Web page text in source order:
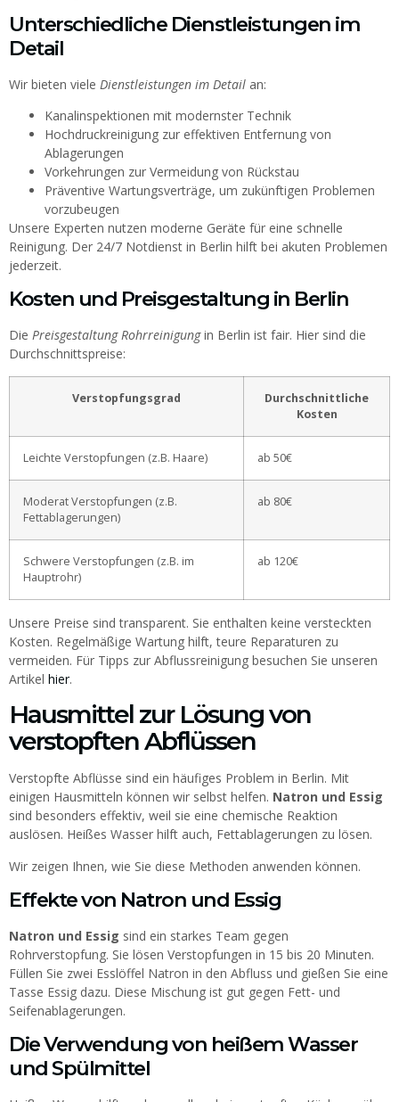
Unterschiedliche Dienstleistungen im
Detail
Wir bieten viele Dienstleistungen im Detail an:
Kanalinspektionen mit modernster Technik
Hochdruckreinigung zur effektiven Entfernung von
Ablagerungen
Vorkehrungen zur Vermeidung von Rückstau
Präventive Wartungsverträge, um zukünftigen Problemen
vorzubeugen
Unsere Experten nutzen moderne Geräte für eine schnelle
Reinigung. Der 24/7 Notdienst in Berlin hilft bei akuten Problemen
jederzeit.
Kosten und Preisgestaltung in Berlin
Die Preisgestaltung Rohrreinigungin Berlin ist fair. Hier sind die
Durchschnittspreise:
Verstopfungsgrad
Durchschnittliche
Kosten
Leichte Verstopfungen (z.B. Haare) ab 50€
Moderat Verstopfungen (z.B.
Fettablagerungen)
ab 80€
Schwere Verstopfungen (z.B. im
Hauptrohr)
ab 120€
Unsere Preise sind transparent. Sie enthalten keine versteckten
Kosten. Regelmäßige Wartung hilft, teure Reparaturen zu
vermeiden. Für Tipps zur Abflussreinigung besuchen Sie unseren
Artikel hier.
Hausmittel zur Lösung von
verstopften Abflüssen
Verstopfte Abflüsse sind ein häufiges Problem in Berlin. Mit
einigen Hausmitteln können wir selbst helfen. Natron und Essig
sind besonders effektiv, weil sie eine chemische Reaktion
auslösen. Heißes Wasser hilft auch, Fettablagerungen zu lösen.
Wir zeigen Ihnen, wie Sie diese Methoden anwenden können.
Effekte von Natron und Essig
Natron und Essig sind ein starkes Team gegen
Rohrverstopfung. Sie lösen Verstopfungen in 15 bis 20 Minuten.
Füllen Sie zwei Esslöffel Natron in den Abfluss und gießen Sie eine
Tasse Essig dazu. Diese Mischung ist gut gegen Fett- und
Seifenablagerungen.
Die Verwendung von heißem Wasser
und Spülmittel